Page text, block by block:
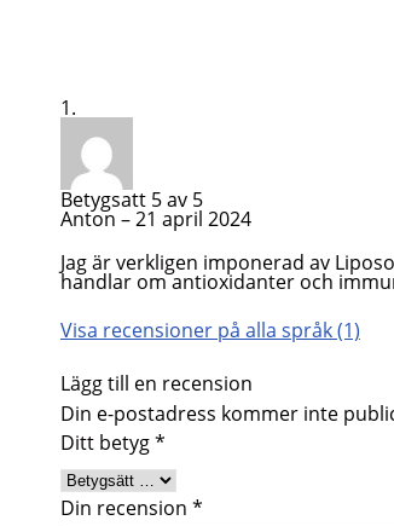
Betygsatt 5av 5
Anton –21 april 2024
Jag är verkligen imponerad av
handlar om antioxidanter och
Visa recensioner på alla språk (1)
Lägg till en recension
Din e-postadress kommer inte
Ditt betyg*
Din recension *